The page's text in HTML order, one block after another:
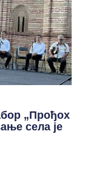
„Прођох
села је